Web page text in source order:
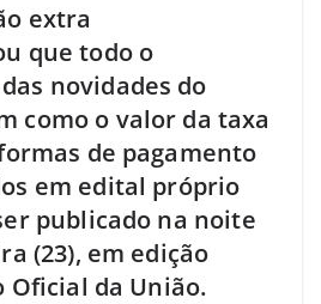
extra
que todo o
novidades do
como o valor da taxa
de pagamento
em edital próprio
publicado na noite
(23), em edição
Oficial da União.